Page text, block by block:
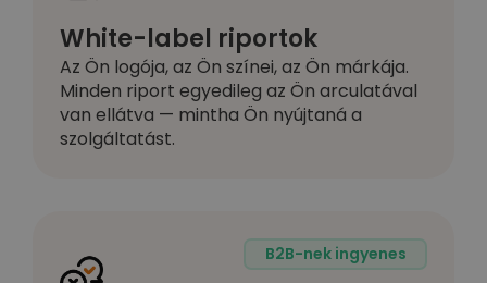
White-label riportok
Az Ön logója, az Ön színei, az Ön márkája.
Minden riport egyedileg az Ön arculatával
van ellátva — mintha Ön nyújtaná a
szolgáltatást.
B2B-nek ingyenes